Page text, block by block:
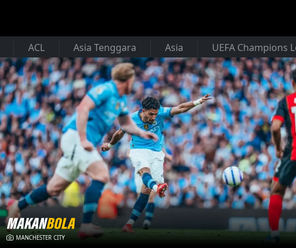
ACL Asia Tenggara Asia UEFA Champions
MANCHESTER CITY